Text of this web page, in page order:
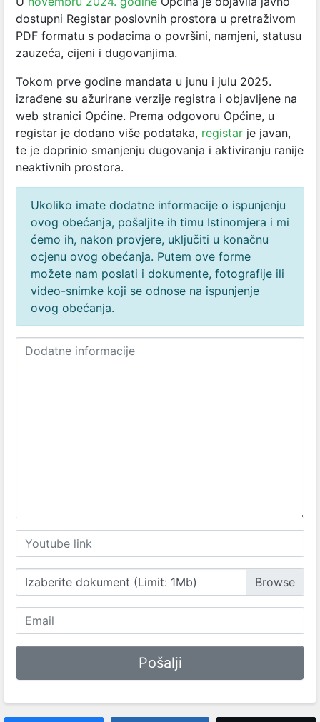
dostupni Registar poslovnih prostora u pretraživom
PDF formatu s podacima o površini, namjeni, statusu
zauzeća, cijeni i dugovanjima.
Tokom prve godine mandata u junu i julu 2025.
izrađene su ažurirane verzije registra i objavljene na
web stranici Općine. Prema odgovoru Općine, u
registar je dodano više podataka, registar je javan,
te je doprinio smanjenju dugovanja i aktiviranju ranije
neaktivnih prostora.
Ukoliko imate dodatne informacije o ispunjenju
ovog obećanja, pošaljite ih timu Istinomjera i mi
ćemo ih, nakon provjere, uključiti u konačnu
ocjenu ovog obećanja. Putem ove forme
možete nam poslati i dokumente, fotografije ili
video-snimke koji se odnose na ispunjenje
ovog obećanja.
Izaberite dokument (Limit: 1Mb)